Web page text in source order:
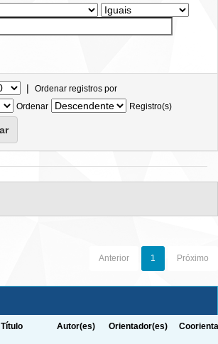
| Ordenar registros por
Ordenar
Registro(s)
Anterior 1 Próximo
Título Autor(es) Orientador(es)